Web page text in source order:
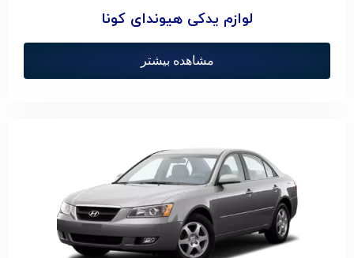
لوازم یدکی هیوندای کونا
مشاهده بیشتر